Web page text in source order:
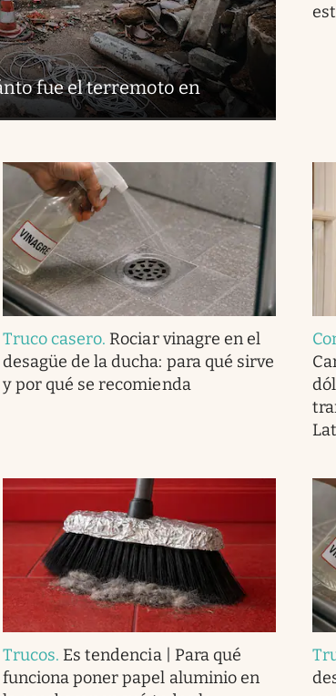
fue el terremoto en
Truco casero. Rociar vinagre en el
desagüe de la ducha: para qué sirve
y por qué se recomienda
Trucos. Es tendencia | Para qué
funciona poner papel aluminio en